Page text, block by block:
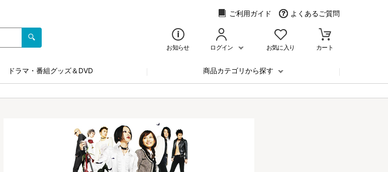
ご利用ガイド よくあるご質問
お知らせ ログイン お気に入り カート
ドラマ・番組グッズ＆DVD 商品カテゴリから探す